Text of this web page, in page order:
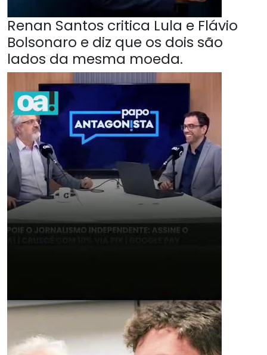
Renan Santos critica Lula e Flávio
Bolsonaro e diz que os dois são
lados da mesma moeda.